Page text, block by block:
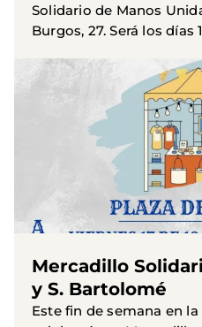
Solidario de Manos
Burgos, 27. Será los días
Mercadillo
y S. Bartolomé
Este fin de semana en